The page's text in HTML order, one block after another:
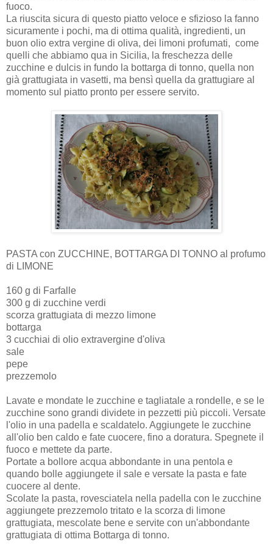
fuoco.
La riuscita sicura di questo piatto veloce e sfizioso la fanno
sicuramente i pochi, ma di ottima qualità, ingredienti, un
buon olio extra vergine di oliva, dei limoni profumati, come
quelli che abbiamo qua in Sicilia, la freschezza delle
zucchine e dulcis in fundo la bottarga di tonno, quella non
già grattugiata in vasetti, ma bensì quella da grattugiare al
momento sul piatto pronto per essere servito.
PASTA con ZUCCHINE, BOTTARGA DI TONNO al profumo
di LIMONE
160 g di Farfalle
300 g di zucchine verdi
scorza grattugiata di mezzo limone
bottarga
3 cucchiai di olio extravergine d'oliva
sale
pepe
prezzemolo
Lavate e mondate le zucchine e tagliatale a rondelle, e se le
zucchine sono grandi dividete in pezzetti più piccoli. Versate
l'olio in una padella e scaldatelo. Aggiungete le zucchine
all'olio ben caldo e fate cuocere, fino a doratura. Spegnete il
fuoco e mettete da parte.
Portate a bollore acqua abbondante in una pentola e
quando bolle aggiungete il sale e versate la pasta e fate
cuocere al dente.
Scolate la pasta, rovesciatela nella padella con le zucchine
aggiungete prezzemolo tritato e la scorza di limone
grattugiata, mescolate bene e servite con un'abbondante
grattugiata di ottima Bottarga di tonno.